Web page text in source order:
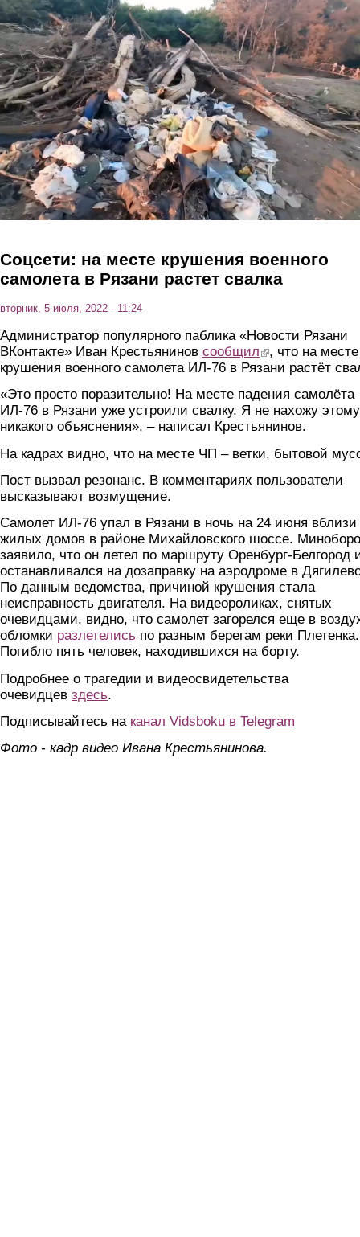
Перейти к основному содержанию
Соцсети: на месте крушения военного
самолета в Рязани растет свалка
вторник, 5 июля, 2022 - 11:24
Администратор популярного паблика «Новости Рязани
ВКонтакте» Иван Крестьянинов сообщил (link is external)
, что на месте
крушения военного самолета ИЛ-76 в Рязани растёт
«Это просто поразительно! На месте падения самолёта
ИЛ-76 в Рязани уже устроили свалку. Я не нахожу этому
никакого объяснения», – написал Крестьянинов.
На кадрах видно, что на месте ЧП – ветки, бытовой
Пост вызвал резонанс. В комментариях пользователи
высказывают возмущение.
Самолет ИЛ-76 упал в Рязани в ночь на 24 июня вблизи
жилых домов в районе Михайловского шоссе.
заявило, что он летел по маршруту Оренбург-Белгород
останавливался на дозаправку на аэродроме в
По данным ведомства, причиной крушения стала
неисправность двигателя. На видеороликах, снятых
очевидцами, видно, что самолет загорелся еще в
обломки разлетелись по разным берегам реки Плетенка.
Погибло пять человек, находившихся на борту.
Подробнее о трагедии и видеосвидетельства
очевидцев здесь.
Подписывайтесь на канал Vidsboku в Telegram
Фото - кадр видео Ивана Крестьянинова.